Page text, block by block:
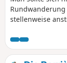
stellenweise
Genuss (man
und das Dorf
Gipfel ist einen